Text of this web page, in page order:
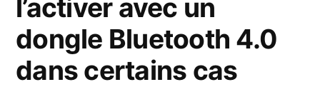
l’activer avec un
dongle Bluetooth 4.0
dans certains cas